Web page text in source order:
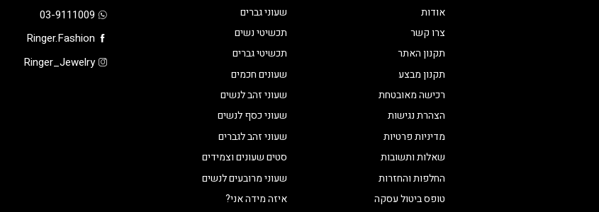
אודות
צרו קשר
תקנון האתר
תקנון מבצע
רכישה מאובטחת
הצהרת נגישות
מדיניות פרטיות
שאלות ותשובות
החלפות והחזרות
טופס ביטול עסקה
שעוני גברים
תכשיטי נשים
תכשיטי גברים
שעונים חכמים
שעוני זהב לנשים
שעוני כסף לנשים
שעוני זהב לגברים
סטים שעונים וצמידים
שעוני מרובעים לנשים
איזה מידה אני?
03-9111009
Ringer.Fashion
Ringer_Jewelry